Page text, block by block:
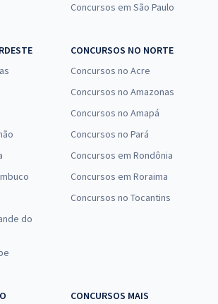
Concursos em São Paulo
do
CONCURSOS NO NORTE
Concursos no Acre
Concursos no Amazonas
Concursos no Amapá
Concursos no Pará
Concursos em Rondônia
Concursos em Roraima
Concursos no Tocantins
CONCURSOS MAIS